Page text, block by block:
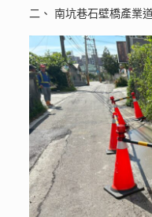
二、 南坑巷石壁橋產業